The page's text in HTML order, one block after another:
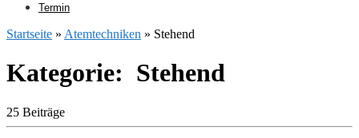
Termin
Startseite » Atemtechniken » Stehend
Kategorie: Stehend
25 Beiträge